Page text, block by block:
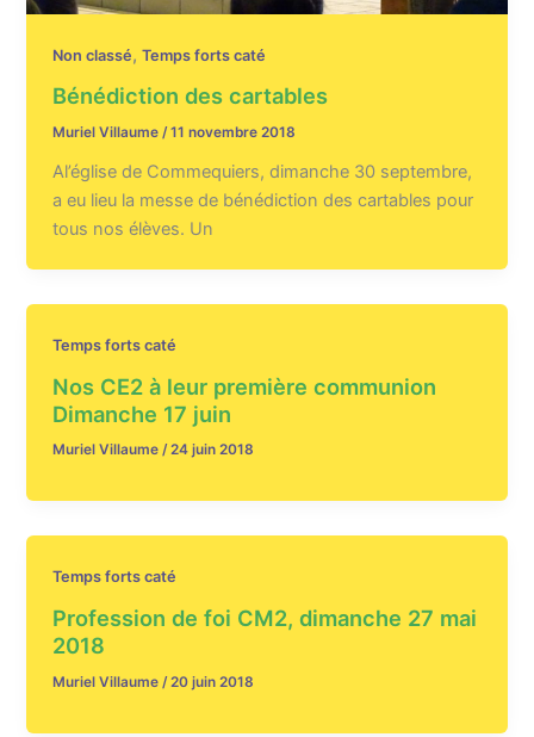
Non classé,Temps forts caté
Bénédiction des cartables
Muriel Villaume/11 novembre 2018
Al’église de Commequiers, dimanche 30 septembre,
a eu lieu la messe de bénédiction des cartables pour
tous nos élèves. Un
Temps forts caté
Nos CE2 à leur première communion
Dimanche 17 juin
Muriel Villaume/24 juin 2018
Temps forts caté
Profession de foi CM2, dimanche 27 mai
2018
Muriel Villaume/20 juin 2018